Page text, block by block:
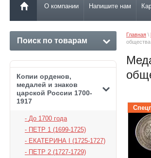
О компании Напишите нам
Поиск по товарам
Копии орденов,
медалей и знаков
царской России 1700-
1917
До 1700 года
ПЕТР 1 (1699-1725)
ЕКАТЕРИНА I (1725-1727)
ПЕТР 2 (1727-1729)
Главная \
общества